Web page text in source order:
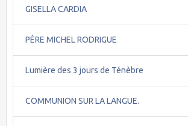
GISELLA CARDIA
PÈRE MICHEL RODRIGUE
Lumière des 3 jours de Ténèbre
COMMUNION SUR LA LANGUE.